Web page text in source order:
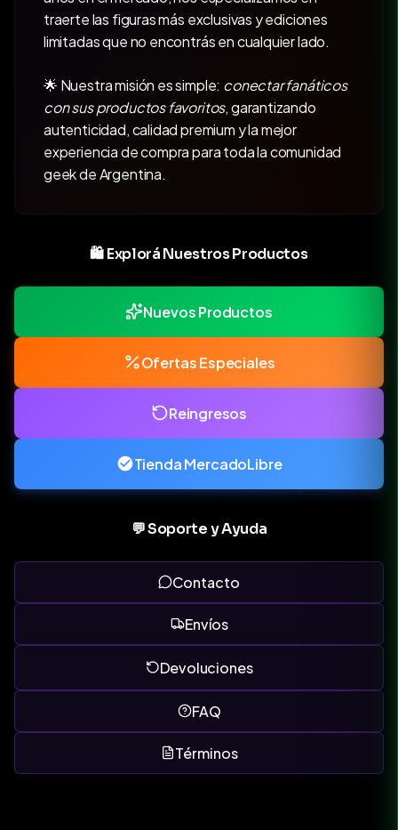
traerte las figuras más exclusivas y ediciones
limitadas que no encontrás en cualquier lado.
🌟 Nuestra misión es simple: conectar fanáticos
con sus productos favoritos, garantizando
autenticidad, calidad premium y la mejor
experiencia de compra para toda la comunidad
geek de Argentina.
🛍️ Explorá Nuestros Productos
Nuevos Productos
Ofertas Especiales
Reingresos
Tienda MercadoLibre
💬 Soporte y Ayuda
Contacto
Envíos
Devoluciones
FAQ
Términos